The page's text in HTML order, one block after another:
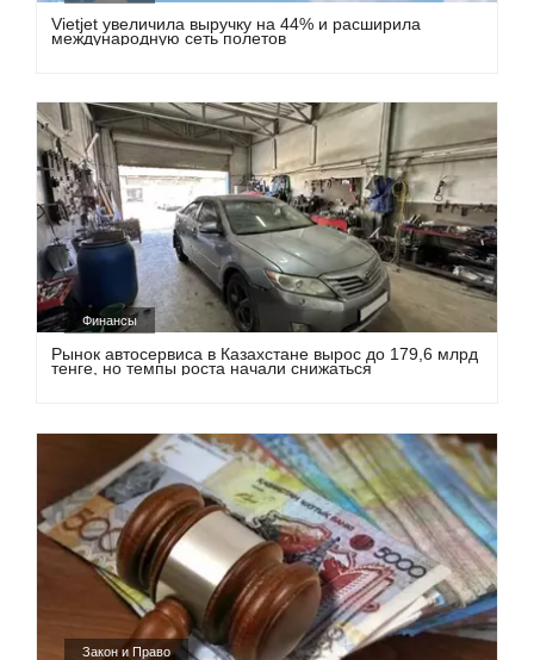
Vietjet увеличила выручку на 44% и расширила
международную сеть полетов
Финансы
Рынок автосервиса в Казахстане вырос до 179,6 млрд
тенге, но темпы роста начали снижаться
Закон и Право